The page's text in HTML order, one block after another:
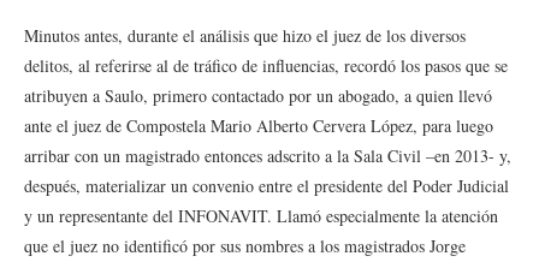
Minutos antes, durante el análisis que hizo el juez de los diversos
delitos, al referirse al de tráfico de influencias, recordó los pasos que se
atribuyen a Saulo, primero contactado por un abogado, a quien llevó
ante el juez de Compostela Mario Alberto Cervera López, para luego
arribar con un magistrado entonces adscrito a la Sala Civil –en 2013- y,
después, materializar un convenio entre el presidente del Poder Judicial
y un representante del INFONAVIT. Llamó especialmente la atención
que el juez no identificó por sus nombres a los magistrados Jorge